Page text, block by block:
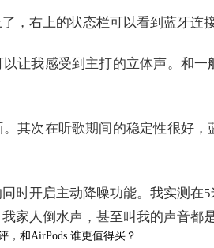
，右上的状态栏可以看到蓝牙连接
让我感受到主打的立体声。和
其次在听歌期间的稳定性很好
时开启主动降噪功能。我实测在
家人倒水声，甚至叫我的声音都